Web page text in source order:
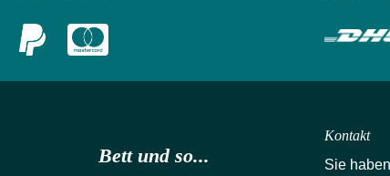
Bett und so...
Kontakt
Sie